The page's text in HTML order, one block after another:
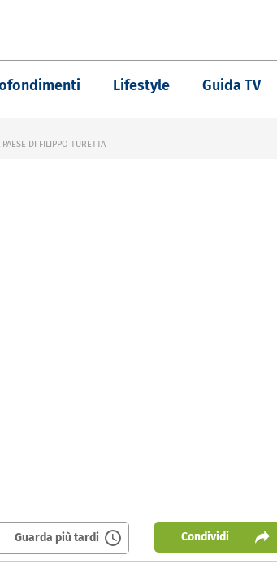
Lifestyle Guida TV
DI FILIPPO TURETTA
Guarda più tardi Condividi